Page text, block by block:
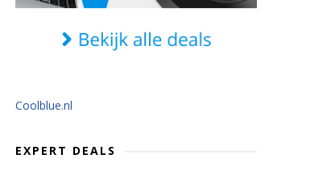
Coolblue.nl
EXPERT DEALS